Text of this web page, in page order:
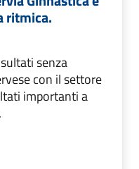
ritmica.
senza
con il settore
importanti a